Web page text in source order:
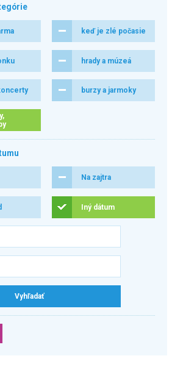
keď je zlé počasie
hrady a múzeá
burzy a jarmoky
Na zajtra
Iný dátum